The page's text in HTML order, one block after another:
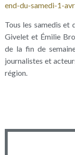
end-du-samedi-1-
Tous les samedis et
Givelet et Émilie
de la fin de
journalistes et
région.